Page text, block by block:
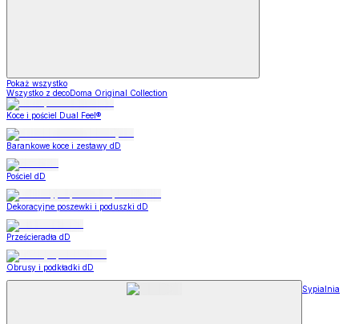
Pokaż wszystko
Wszystko z decoDoma Original Collection
Koce i pościel Dual Feel®
Barankowe koce i zestawy dD
Pościel dD
Dekoracyjne poszewki i poduszki dD
Prześcieradła dD
Obrusy i podkładki dD
Sypialnia